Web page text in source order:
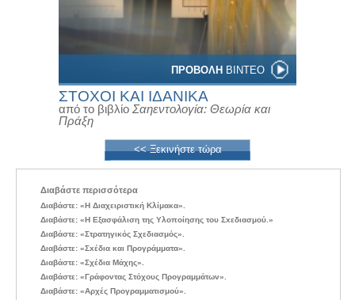
ΠΡΟΒΟΛΗ ΒΙΝΤΕΟ
ΣΤΟΧΟΙ ΚΑΙ ΙΔΑΝΙΚΑ
από το βιβλίο Σαηεντολογία: Θεωρία και
Πράξη
<< Ξεκινήστε τώρα
Διαβάστε περισσότερα
Διαβάστε: «Η Διαχειριστική Κλίμακα».
Διαβάστε: «Η Εξασφάλιση της Υλοποίησης του Σxεδιασμού.»
Διαβάστε: «Στρατηγικός Σχεδιασμός».
Διαβάστε: «Σxέδια και Προγράμματα».
Διαβάστε: «Σχέδια Μάχης».
Διαβάστε: «Γράφοντας Στόχους Προγραμμάτων».
Διαβάστε: «Αρχές Προγραμματισμού».